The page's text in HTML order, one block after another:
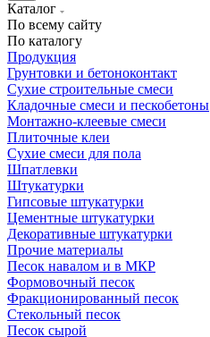
Каталог
По всему сайту
По каталогу
Продукция
Грунтовки и бетоноконтакт
Сухие строительные смеси
Кладочные смеси и пескобетоны
Монтажно-клеевые смеси
Плиточные клеи
Сухие смеси для пола
Шпатлевки
Штукатурки
Гипсовые штукатурки
Цементные штукатурки
Декоративные штукатурки
Прочие материалы
Песок навалом и в МКР
Формовочный песок
Фракционированный песок
Стекольный песок
Песок сырой